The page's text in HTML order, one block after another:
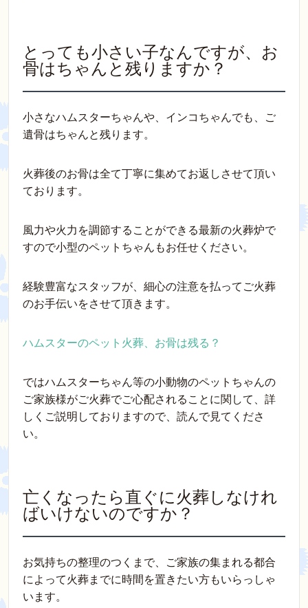
とっても小さい子なんですが、お
骨はちゃんと残りますか？
小さなハムスターちゃんや、インコちゃんでも、ご
遺骨はちゃんと残ります。
火葬後のお骨は全て丁寧に集めてお返しさせて頂い
ております。
風力や火力を調節することができる最新の火葬炉で
すので小型のペットちゃんもお任せください。
経験豊富なスタッフが、細心の注意を払ってご火葬
のお手伝いをさせて頂きます。
ハムスターのペット火葬、お骨は残る？
ではハムスターちゃん等の小動物のペットちゃんの
ご家族様がご火葬でご心配されることに関して、詳
しくご説明しておりますので、読んで見てくださ
い。
亡くなったら直ぐに火葬しなけれ
ばいけないのですか？
お気持ちの整理のつくまで、ご家族の集まれる都合
によって火葬までに時間を置きたい方もいらっしゃ
います。